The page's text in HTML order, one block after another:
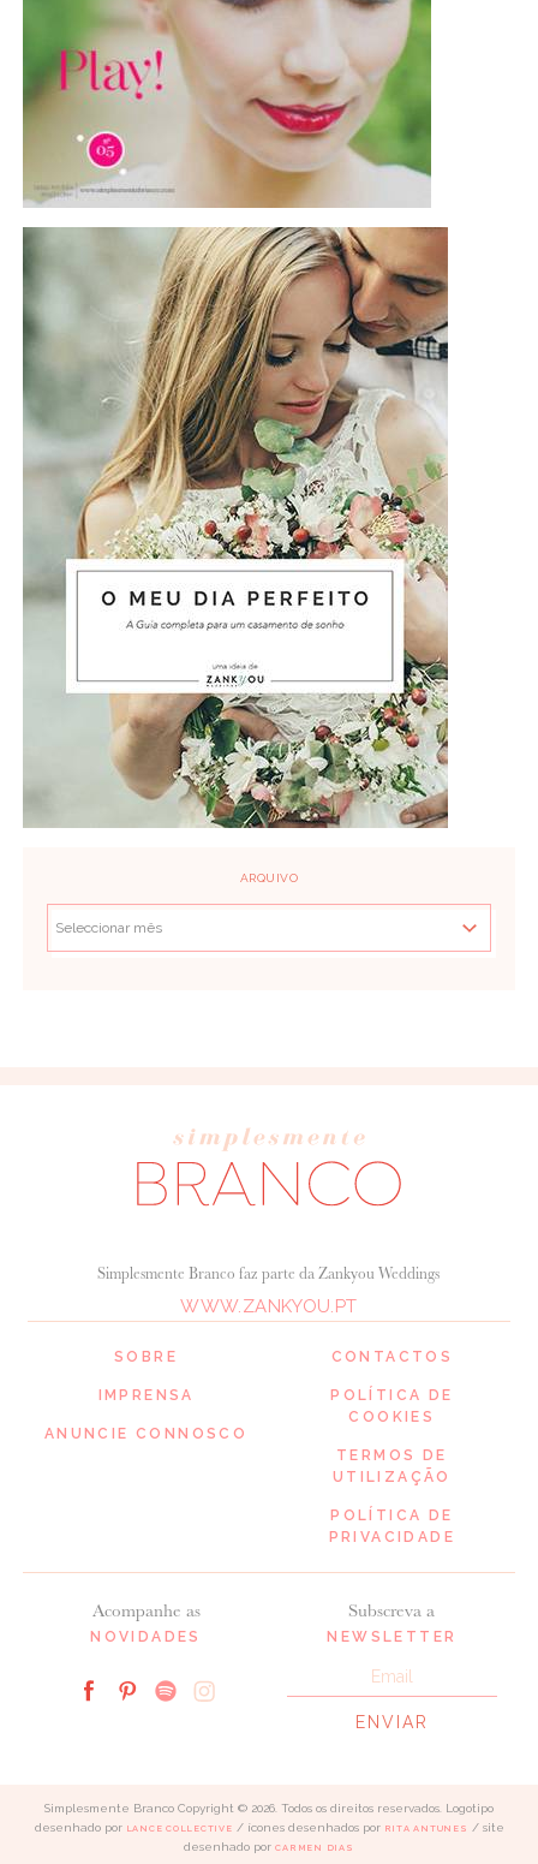
ARQUIVO
SOBRE
IMPRENSA
ANUNCIE CONNOSCO
Acompanhe as
NOVIDADES
Simplesmente Branco faz parte da Zankyou Weddings
WWW.ZANKYOU.PT
Subscreva a
NEWSLETTER
CONTACTOS
POLÍTICA DE
COOKIES
TERMOS DE
UTILIZAÇÃO
POLÍTICA DE
PRIVACIDADE
Simplesmente Branco Copyright © 2026. Todos os direitos reservados. Logotipo
desenhado por LANCE COLLECTIVE / ícones desenhados por RITA ANTUNES / site
desenhado porCARMEN DIAS